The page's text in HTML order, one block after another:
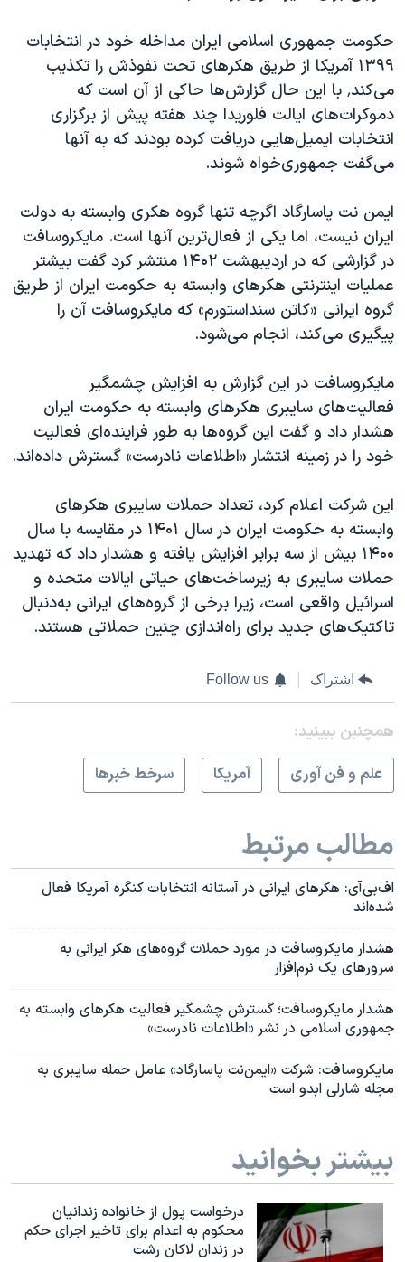
حکومت جمهوری اسلامی ایران مداخله خود در انتخابات
۱۳۹۹ آمریکا از طریق هکرهای تحت نفوذش را تکذیب
می‌کند٬ با این حال گزارش‌ها حاکی از آن است که
دموکرات‌های ایالت فلوریدا چند هفته پیش از برگزاری
انتخابات ایمیل‌هایی دریافت کرده بودند که به آنها
می‌گفت جمهوری‌خواه شوند.
ایمن نت پاسارگاد اگرچه تنها گروه هکری وابسته به دولت
ایران نیست، اما یکی از فعال‌ترین آنها است. مایکروسافت
در گزارشی که در اردیبهشت ۱۴۰۲ منتشر کرد گفت بیشتر
عملیات اینترنتی هکرهای وابسته به حکومت ایران از طریق
گروه ایرانی «کاتن سنداستورم» که مایکروسافت آن را
پیگیری می‌کند، انجام می‌شود.
مایکروسافت در این گزارش به افزایش چشمگیر
فعالیت‌های سایبری هکرهای وابسته به حکومت ایران
هشدار داد و گفت این گروه‌ها به طور فزاینده‌ای فعالیت‌
خود را در زمینه انتشار «اطلاعات نادرست» گسترش داده‌اند.
این شرکت اعلام کرد، تعداد حملات سایبری هکرهای
وابسته به حکومت ایران در سال ۱۴۰۱ در مقایسه با سال
۱۴۰۰ بیش از سه برابر افزایش یافته و هشدار داد که تهدید
حملات سایبری به زیرساخت‌های حیاتی ایالات متحده و
اسرائیل واقعی است، زیرا برخی از گروه‌های ایرانی به‌دنبال
تاکتیک‌های جدید برای راه‌اندازی چنین حملاتی‌ هستند.
اشتراک Follow us
همچنبن ببینید:
علم و فن آوری
آمريکا سرخط خبرها
مطالب مرتبط
اف‌بی‌آی: هکرهای ایرانی در آستانه انتخابات کنگره آمریکا فعال
شده‌اند
هشدار مایکروسافت در مورد حملات گروه‌های هکر ایرانی به
سرورهای یک نرم‌افزار
هشدار مایکروسافت؛ گسترش چشمگیر فعالیت هکرهای وابسته به
جمهوری اسلامی در نشر «اطلاعات نادرست»
مایکروسافت: شرکت «ایمن‌نت پاسارگاد» عامل حمله سایبری به
مجله شارلی ابدو است
بیشتر بخوانید
درخواست پول از خانواده زندانیان
محکوم به‌ اعدام برای تاخیر اجرای حکم
در زندان لاکان رشت